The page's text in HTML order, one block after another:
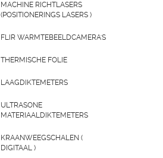
MACHINE RICHTLASERS
(POSITIONERINGS LASERS )
FLIR WARMTEBEELDCAMERA'S
THERMISCHE FOLIE
LAAGDIKTEMETERS
ULTRASONE
MATERIAALDIKTEMETERS
KRAANWEEGSCHALEN (
DIGITAAL )